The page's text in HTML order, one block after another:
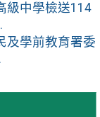
級中學檢送114
及學前教育署委